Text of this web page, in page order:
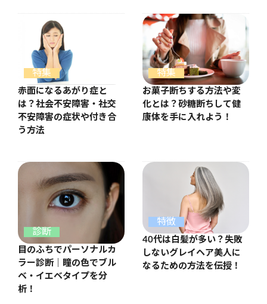
特集
赤面になるあがり症と
は？社会不安障害・社交
不安障害の症状や付き合
う方法
特集
お菓子断ちする方法や変
化とは？砂糖断ちして健
康体を手に入れよう！
診断
目のふちでパーソナルカ
ラー診断｜瞳の色でブル
ベ・イエベタイプを分
析！
特徴
40代は白髪が多い？失敗
しないグレイヘア美人に
なるための方法を伝授！